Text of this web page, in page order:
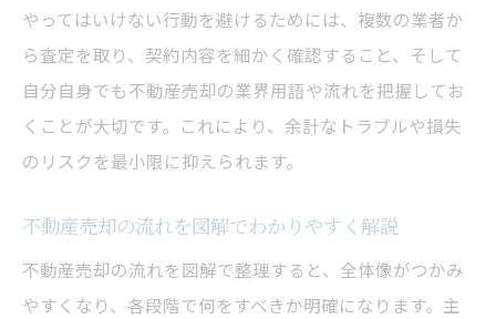
やってはいけない行動を避けるためには、複数の業者か
ら査定を取り、契約内容を細かく確認すること、そして
自分自身でも不動産売却の業界用語や流れを把握してお
くことが大切です。これにより、余計なトラブルや損失
のリスクを最小限に抑えられます。
不動産売却の流れを図解でわかりやすく解説
不動産売却の流れを図解で整理すると、全体像がつかみ
やすくなり、各段階で何をすべきか明確になります。主